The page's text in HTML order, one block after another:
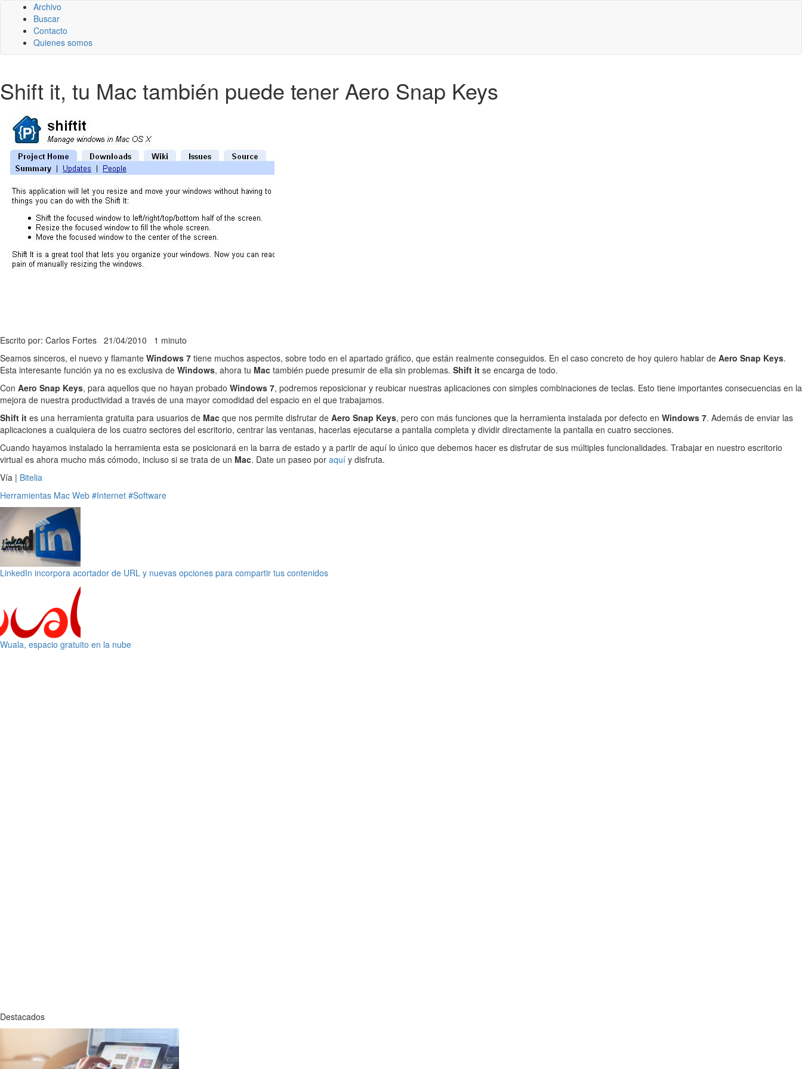
Archivo
Buscar
Contacto
Quienes somos
Shift it, tu Mac también puede tener Aero Snap Keys
Escrito por: Carlos Fortes 21/04/2010 1 minuto
Seamos sinceros, el nuevo y flamante Windows 7 tiene muchos aspectos, sobre todo en el apartado gráfico, que están realmente conseguidos. En el caso concreto de hoy quiero hablar de Aero Snap Keys.
Esta interesante función ya no es exclusiva de Windows, ahora tu Mac también puede presumir de ella sin problemas. Shift it se encarga de todo.
Con Aero Snap Keys, para aquellos que no hayan probado Windows 7, podremos reposicionar y reubicar nuestras aplicaciones con simples combinaciones de teclas. Esto tiene importantes consecuencias en la
mejora de nuestra productividad a través de una mayor comodidad del espacio en el que trabajamos.
Shift it es una herramienta gratuita para usuarios de Mac que nos permite disfrutar de Aero Snap Keys, pero con más funciones que la herramienta instalada por defecto en Windows 7. Además de enviar las
aplicaciones a cualquiera de los cuatro sectores del escritorio, centrar las ventanas, hacerlas ejecutarse a pantalla completa y dividir directamente la pantalla en cuatro secciones.
Cuando hayamos instalado la herramienta esta se posicionará en la barra de estado y a partir de aquí lo único que debemos hacer es disfrutar de sus múltiples funcionalidades. Trabajar en nuestro escritorio
virtual es ahora mucho más cómodo, incluso si se trata de un Mac. Date un paseo por aquí y disfruta.
Vía | Bitelia
Herramientas Mac Web #Internet #Software
LinkedIn incorpora acortador de URL y nuevas opciones para compartir tus contenidos
Wuala, espacio gratuito en la nube
Destacados